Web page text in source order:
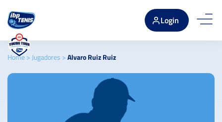
Login
Home> Jugadores >Alvaro Ruiz Ruiz